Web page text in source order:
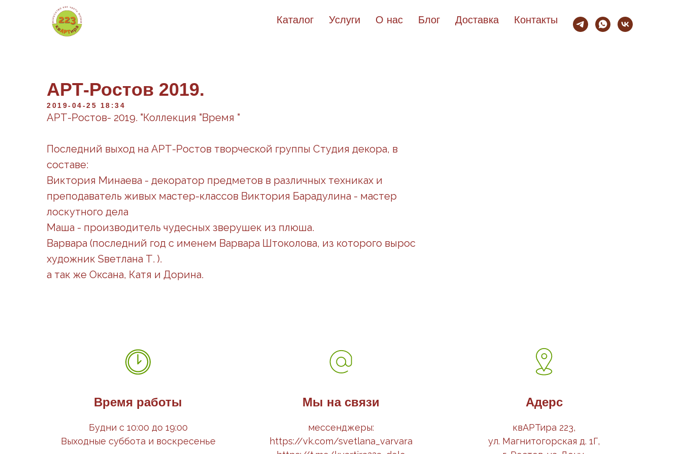
Каталог Услуги О нас Блог Доставка Контакты
АРТ-Ростов 2019.
2019-04-25 18:34
АРТ-Ростов- 2019. "Коллекция "Время "
Последний выход на АРТ-Ростов творческой группы Студия декора, в
составе:
Виктория Минаева - декоратор предметов в различных техниках и
преподаватель живых мастер-классов Виктория Барадулина - мастер
лоскутного дела
Маша - производитель чудесных зверушек из плюша.
Варвара (последний год с именем Варвара Штоколова, из которого вырос
художник Sветлана Т. ).
а так же Оксана, Катя и Дорина.
Время работы
Будни с 10:00 до 19:00
Выходные суббота и воскресенье
Мы на связи
мессенджеры:
https://vk.com/svetlana_varvara
Адерс
квАРТира 223,
ул. Магнитогорская д. 1Г,